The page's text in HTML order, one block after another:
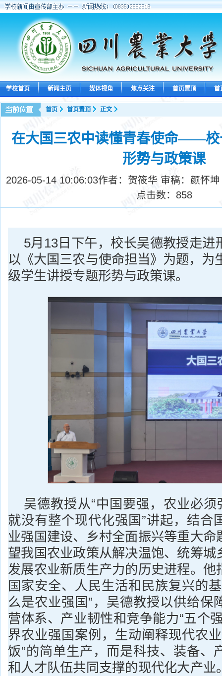
学校首页 新闻主页 媒体视角 焦点关注 首页置顶 首
首页 首页置顶 正文
在大国三农中读懂青春使命——校
形势与政策课
2026-05-14 10:06:03作者：贺筱华 审稿：颜怀
点击数： 858
5月13日下午，校长吴德教授走进
以《大国三农与使命担当》为题，为
级学生讲授专题形势与政策课。
吴德教授从“中国要强，农业必须
就没有整个现代化强国”讲起，结合
业强国建设、乡村全面振兴等重大命
望我国农业政策从解决温饱、统筹城
发展农业新质生产力的历史进程。他
国家安全、人民生活和民族复兴的
么是农业强国”，吴德教授以供给保
营体系、产业韧性和竞争能力“五个
界农业强国案例，生动阐释现代农
饭”的简单生产，而是科技、装备、
和人才队伍共同支撑的现代化大产业